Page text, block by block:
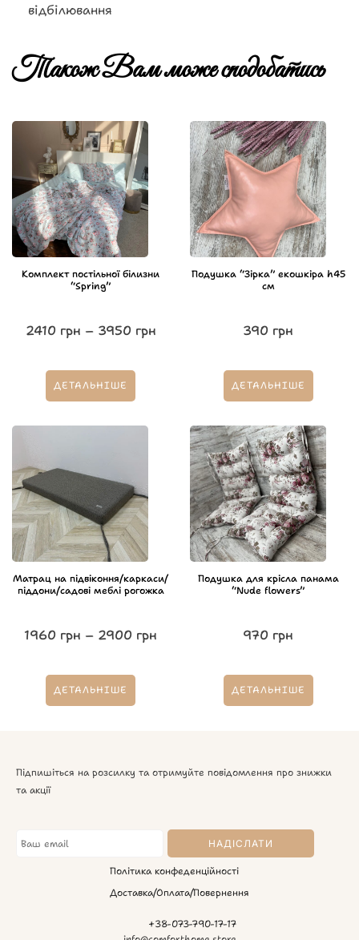
відбілювання
Також Вам може сподобатись
Комплект постільної білизни
“Spring”
2410 грн – 3950 грн
ДЕТАЛЬНІШЕ
Подушка “Зірка” екошкіра h45
см
390 грн
ДЕТАЛЬНІШЕ
Матрац на підвіконня/каркаси/
піддони/садові меблі рогожка
1960 грн – 2900 грн
ДЕТАЛЬНІШЕ
Подушка для крісла панама
“Nude flowers”
970 грн
ДЕТАЛЬНІШЕ
Підпишіться на розсилку та отримуйте повідомлення про знижки
та акції
Політика конфеденційності
Доставка/Оплата/Повернення
+38-073-790-17-17